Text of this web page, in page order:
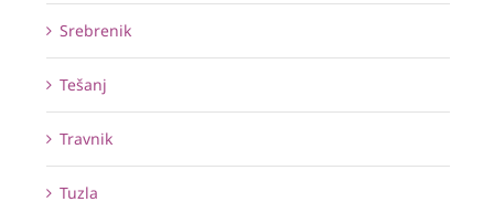
Srebrenik
Tešanj
Travnik
Tuzla